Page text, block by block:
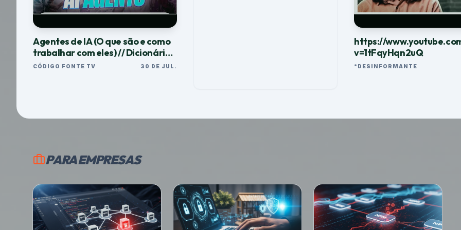
Agentes de IA (O que são e como
trabalhar com eles) // Dicionário
do Programador
CÓDIGO FONTE TV 30 DE JUL.
https://
v=1tFqyHqn2uQ
*DESINFORMANTE
PARA EMPRESAS